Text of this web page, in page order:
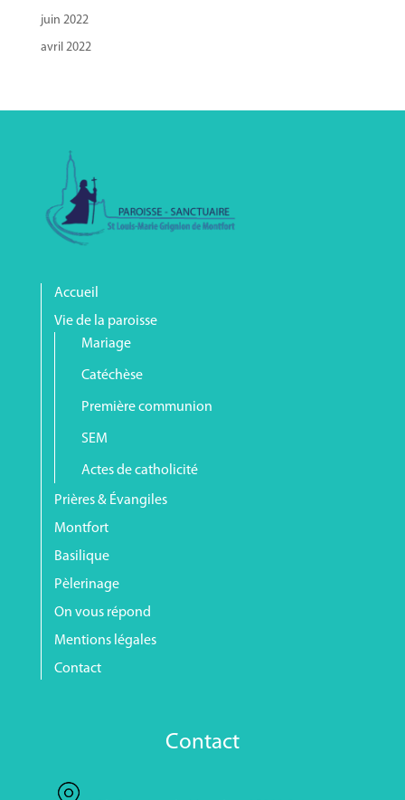
juin 2022
avril 2022
Accueil
Vie de la paroisse
Mariage
Catéchèse
Première communion
SEM
Actes de catholicité
Prières & Évangiles
Montfort
Basilique
Pèlerinage
On vous répond
Mentions légales
Contact
Contact